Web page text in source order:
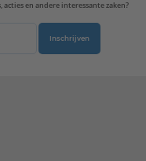
en andere interessante zaken?
Inschrijven